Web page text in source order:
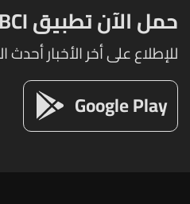
حمل الآن تطبيق LBCI للهواتف المحمولة
للإطلاع على أخر الأخبار أحدث
Google Play